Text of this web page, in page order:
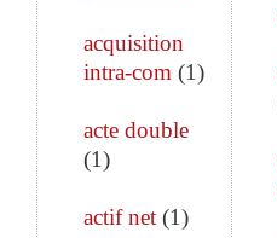
acquisition
intra-com (1)
acte double
(1)
actif net (1)